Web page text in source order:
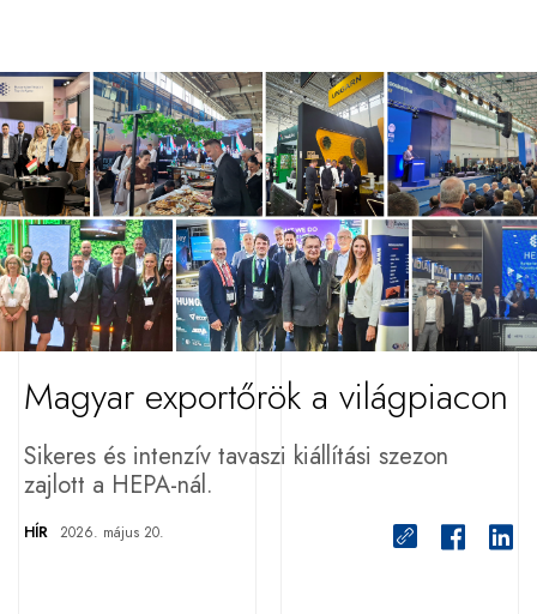
Magyar exportőrök a világpiacon
Sikeres és intenzív tavaszi kiállítási szezon
zajlott a HEPA-nál.
HÍR 2026. május 20.